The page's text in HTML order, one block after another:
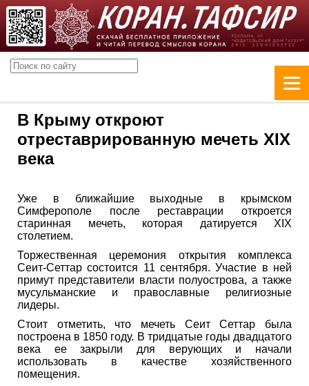
В Крыму откроют
отреставрированную мечеть XIX
века
Уже в ближайшие выходные в крымском
Симферополе после реставрации откроется
старинная мечеть, которая датируется XIX
столетием.
Торжественная церемония открытия комплекса
Сеит-Сеттар состоится 11 сентября. Участие в ней
примут представители власти полуострова, а также
мусульманские и православные религиозные
лидеры.
Стоит отметить, что мечеть Сеит Сеттар была
построена в 1850 году. В тридцатые годы двадцатого
века ее закрыли для верующих и начали
использовать в качестве хозяйственного
помещения.